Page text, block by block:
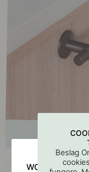
Beslag
WOULD YOU